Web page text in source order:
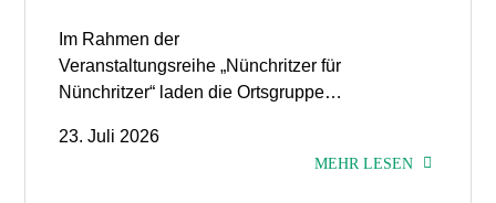
Im Rahmen der
Veranstaltungsreihe „Nünchritzer für
Nünchritzer“ laden die Ortsgruppe…
23. Juli 2026
MEHR LESEN